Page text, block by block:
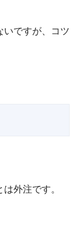
いですが、コツ
外注です。